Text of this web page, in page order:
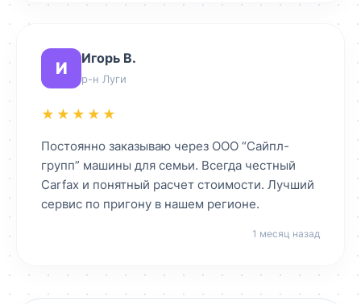
И
Игорь В.
р-н Луги
★★★★★
Постоянно заказываю через ООО “Сайпл-
групп” машины для семьи. Всегда честный
Carfax и понятный расчет стоимости. Лучший
сервис по пригону в нашем регионе.
1 месяц назад